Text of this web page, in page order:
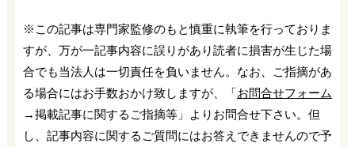
※この記事は専門家監修のもと慎重に執筆を行っておりま
すが、万が一記事内容に誤りがあり読者に損害が生じた場
合でも当法人は一切責任を負いません。なお、ご指摘があ
る場合にはお手数おかけ致しますが、「お問合せフォーム
→掲載記事に関するご指摘等」よりお問合せ下さい。但
し、記事内容に関するご質問にはお答えできませんので予